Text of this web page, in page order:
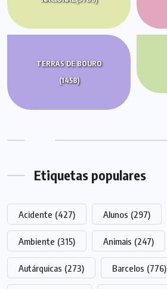
TERRAS DE BOURO
(1458)
Etiquetas populares
Acidente (427) Alunos (297)
Ambiente (315) Animais (247)
Autárquicas (273) Barcelos (776)